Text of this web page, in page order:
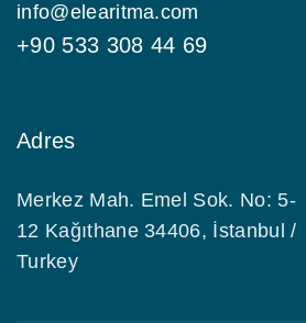
info@elearitma.com
+90 533 308 44 69
Adres
Merkez Mah. Emel Sok. No: 5-
12 Kağıthane 34406, İstanbul /
Turkey